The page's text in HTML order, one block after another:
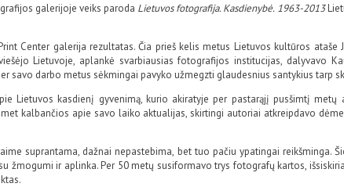
galerijoje veiks paroda Lietuvos fotografija. Kasdienybė. 1963-2013
Center galerija rezultatas. Čia prieš kelis metus Lietuvos kultūros
Lietuvoje, aplankė svarbiausias fotografijos institucijas, dalyvavo
darbo metus sėkmingai pavyko užmegzti glaudesnius santykius tarp
Lietuvos kasdienį gyvenimą, kurio akiratyje per pastarąjį pusšimtį
kalbančios apie savo laiko aktualijas, skirtingi autoriai atkreipdavo
suprantama, dažnai nepastebima, bet tuo pačiu ypatingai
žmogumi ir aplinka. Per 50 metų susiformavo trys fotografų kartos,